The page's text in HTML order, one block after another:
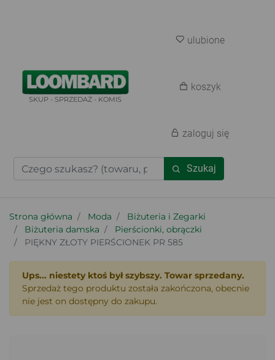
SKUP - SPRZEDAŻ - KOMIS
Szukaj
ulubione
koszyk
zaloguj się
Strona główna Moda
Biżuteria i Zegarki
Biżuteria damska
Pierścionki, obrączki
PIĘKNY ZŁOTY PIERŚCIONEK PR 585
Ups... niestety ktoś był szybszy. Towar sprzedany.
Sprzedaż tego produktu została zakończona, obecnie
nie jest on dostępny do zakupu.